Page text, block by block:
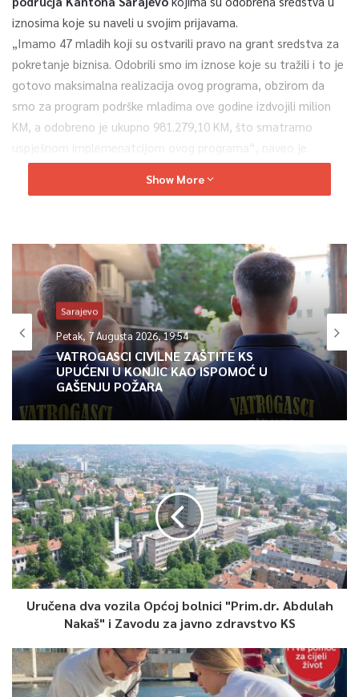
iznosima koje su naveli u svojim prijavama.
„Imamo 47 mladih koji su ostvarili pravo na grant sredstva za
pokretanje biznisa. Odobrili smo im iznose koje su tražili i to je
gotovo maksimalna realizacija ovog programa, obzirom da
smo za program podrške mladima ove godine izdvojili milion
KM, a odobreno je ukupno 981.279,10 KM, što smatramo
uspješnom implemenatcijom ovog programa“, naveo je
ministar Adnan Delić.
Konačna lista dostupna naLINKU
0
Article Rating
Show More
Sarajevo
Petak, 7 Augusta 2026, 19:54
VATROGASCI CIVILNE ZAŠTITE KS
UPUĆENI U KONJIC KAO ISPOMOĆ U
GAŠENJU POŽARA
Uručena dva vozila Općoj bolnici "Prim.dr. Abdulah
Nakaš" i Zavodu za javno zdravstvo KS